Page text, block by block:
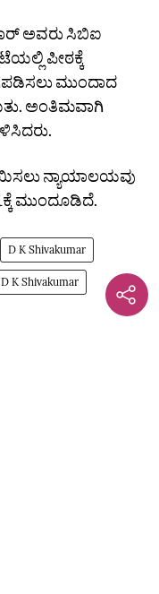
ಅವರು ಸಿಬಿಐ
ಪೀಠಕ್ಕೆ
ಮುಂದಾದ
ಅಂತಿಮವಾಗಿ
ನ್ಯಾಯಾಲಯವು
ಮುಂದೂಡಿದೆ.
D K Shivakumar
K Shivakumar